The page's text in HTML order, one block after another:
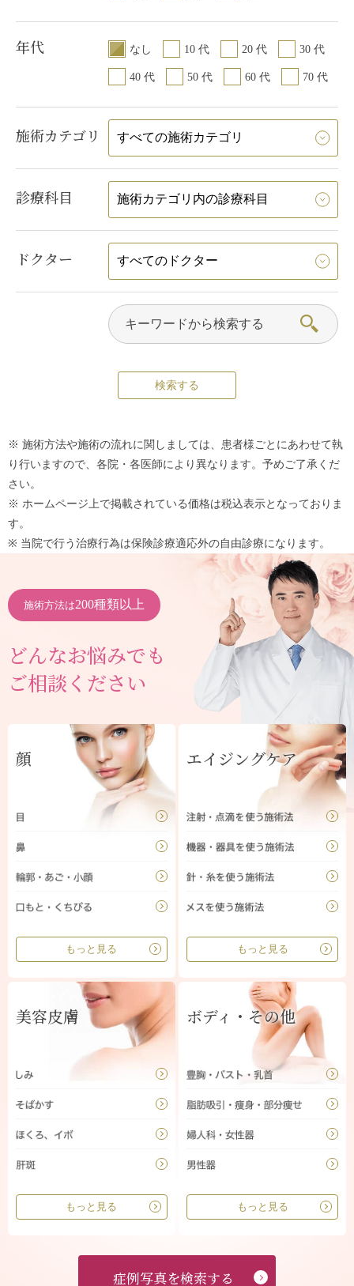
年代 なし 10 代 20 代 30 代
40 代 50 代 60 代 70 代
施術カテゴリ
診療科目
ドクター
※ 施術方法や施術の流れに関しましては、患者様ごとにあわせて執
り行いますので、各院・各医師により異なります。予めご了承くだ
さい。
※ ホームページ上で掲載されている価格は税込表示となっておりま
す。
※ 当院で行う治療行為は保険診療適応外の自由診療になります。
施術方法は200種類以上
どんなお悩みでも
ご相談ください
顔
もっと見る
エイジングケア
もっと見る
美容皮膚
もっと見る
ボディ・その他
もっと見る
症例写真を検索する